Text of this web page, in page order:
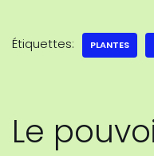
Étiquettes: PLANTES
Le